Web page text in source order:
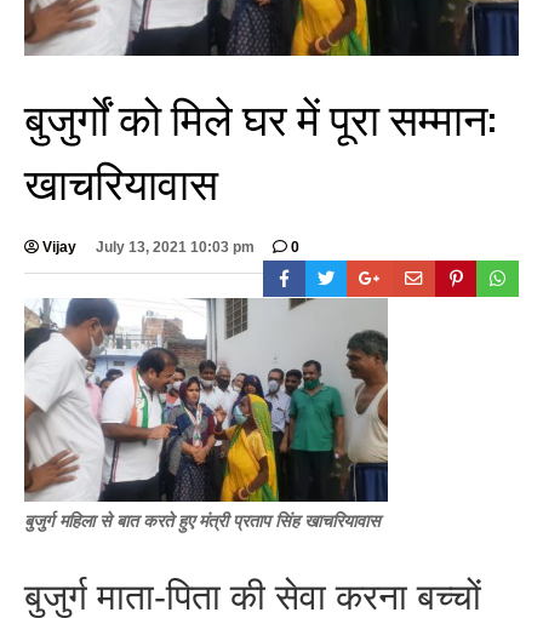
बुजुर्गों को मिले घर में पूरा सम्मान:
खाचरियावास
Vijay July 13, 2021 10:03 pm 0
बुजुर्ग महिला से बात करते हुए मंत्री प्रताप सिंह खाचरियावास
बुजुर्ग माता-पिता की सेवा करना बच्चों